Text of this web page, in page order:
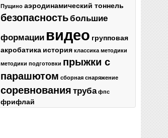
Пущино аэродинамический тоннель
безопасностьбольшие
формации видео групповая
акробатика история классика методики
методики подготовки прыжки с
парашютом сборная снаряжение
соревнования труба фпс
фрифлай